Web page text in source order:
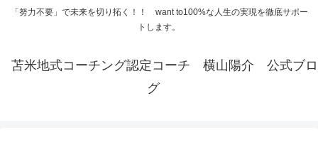
「努力不要」で未来を切り拓く！！ want to100%な人生の実現を徹底サポー
トします。
苫米地式コーチング認定コーチ 横山陽介 公式ブロ
グ